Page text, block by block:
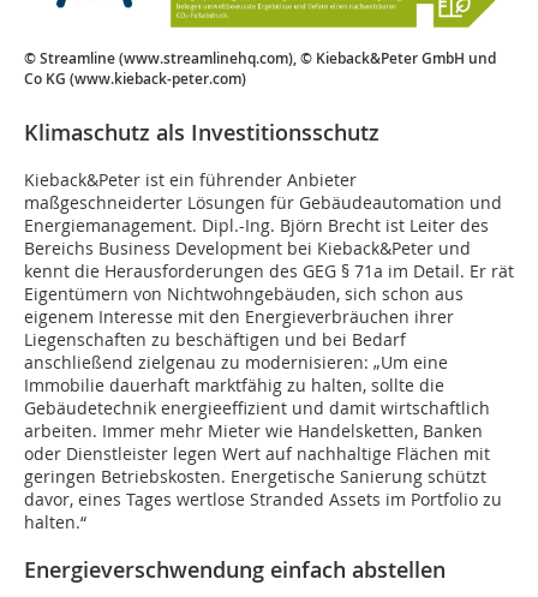
© Streamline (www.streamlinehq.com), © Kieback&Peter GmbH und
Co KG (www.kieback-peter.com)
Klimaschutz als Investitionsschutz
Kieback&Peter ist ein führender Anbieter
maßgeschneiderter Lösungen für Gebäudeautomation und
Energiemanagement. Dipl.-Ing. Björn Brecht ist Leiter des
Bereichs Business Development bei Kieback&Peter und
kennt die Herausforderungen des GEG § 71a im Detail. Er rät
Eigentümern von Nichtwohngebäuden, sich schon aus
eigenem Interesse mit den Energieverbräuchen ihrer
Liegenschaften zu beschäftigen und bei Bedarf
anschließend zielgenau zu modernisieren: „Um eine
Immobilie dauerhaft marktfähig zu halten, sollte die
Gebäudetechnik energieeffizient und damit wirtschaftlich
arbeiten. Immer mehr Mieter wie Handelsketten, Banken
oder Dienstleister legen Wert auf nachhaltige Flächen mit
geringen Betriebskosten. Energetische Sanierung schützt
davor, eines Tages wertlose Stranded Assets im Portfolio zu
halten.“
Energieverschwendung einfach abstellen